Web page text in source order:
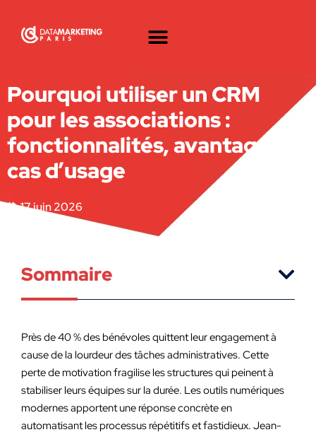
Pourquoi utiliser un CRM
pour les associations :
fonctionnalités, avantages et
cas d’usage
17 juin 2026
Sommaire
Près de 40 % des bénévoles quittent leur engagement à
cause de la lourdeur des tâches administratives. Cette
perte de motivation fragilise les structures qui peinent à
stabiliser leurs équipes sur la durée. Les outils numériques
modernes apportent une réponse concrète en
automatisant les processus répétitifs et fastidieux. Jean-